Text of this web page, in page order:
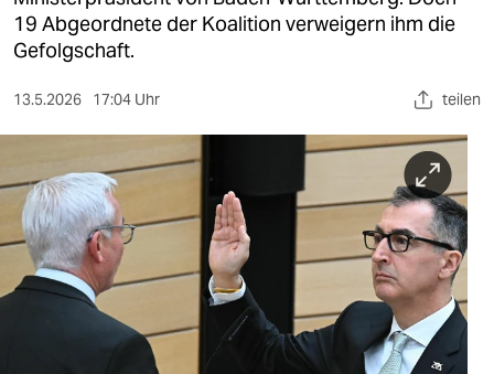
kultur
sport
nord
wahrheit
verlag
19 Abgeordnete der Koalition verweigern ihm die
Gefolgschaft.
13.5.2026 17:04 Uhr teilen